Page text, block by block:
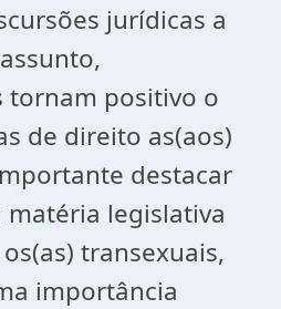
jurídicas a
tornam positivo o
de direito as(aos)
destacar
legislativa
transexuais,
importância